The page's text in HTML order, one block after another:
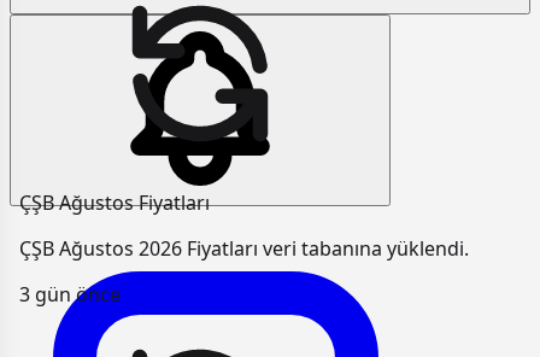
ÇŞB Ağustos Fiyatları
ÇŞB Ağustos 2026 Fiyatları veri tabanına yüklendi.
3 gün önce